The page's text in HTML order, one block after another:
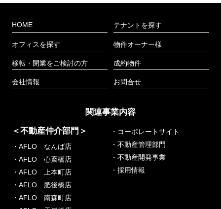
HOME
オフィスを探す
移転・閉業をご検討の方
会社情報
テナントを探す
物件オーナー様
成約物件
お問合せ
関連事業内容
＜不動産仲介部門＞
・AFLO なんば店
・AFLO 心斎橋店
・AFLO 上本町店
・AFLO 肥後橋店
・AFLO 南森町店
・コーポレートサイト
・不動産管理部門
・不動産開発事業
・採用情報